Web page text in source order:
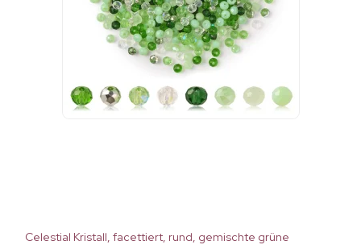
Celestial Kristall, facettiert, rund, gemischte grüne